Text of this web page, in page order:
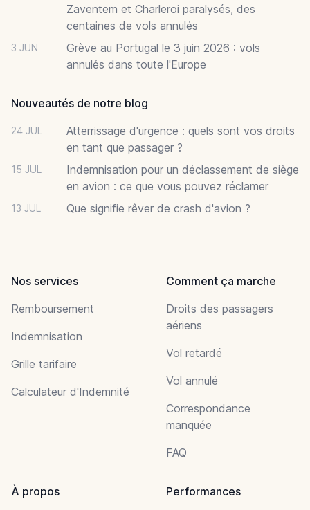
Zaventem et Charleroi paralysés, des
centaines de vols annulés
3 JUN
Grève au Portugal le 3 juin 2026 : vols
annulés dans toute l'Europe
Nouveautés de notre blog
24 JUL
Atterrissage d'urgence : quels sont vos droits
en tant que passager ?
15 JUL
Indemnisation pour un déclassement de siège
en avion : ce que vous pouvez réclamer
13 JUL Que signifie rêver de crash d'avion ?
Nos services
Remboursement
Indemnisation
Grille tarifaire
Calculateur d'Indemnité
Comment ça marche
Droits des passagers
aériens
Vol retardé
Vol annulé
Correspondance
manquée
FAQ
À propos
Performances